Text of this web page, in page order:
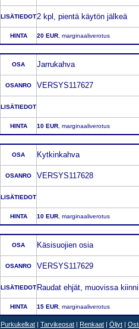
LISÄTIEDOT2 kpl, pientä käytön jälkeä
HINTA 20 EUR , marginaaliverotus
OSA Jarrukahva
OSANRO VERSYS117627
LISÄTIEDOT
HINTA 10 EUR , marginaaliverotus
OSA Kytkinkahva
OSANRO VERSYS117628
LISÄTIEDOT
HINTA 10 EUR , marginaaliverotus
OSA Käsisuojien osia
OSANRO VERSYS117629
LISÄTIEDOT Raudat ehjät, muovissa
HINTA 15 EUR , marginaaliverotus
Purkukelkat | Tarvikeosat | Renkaat | Öljyt |